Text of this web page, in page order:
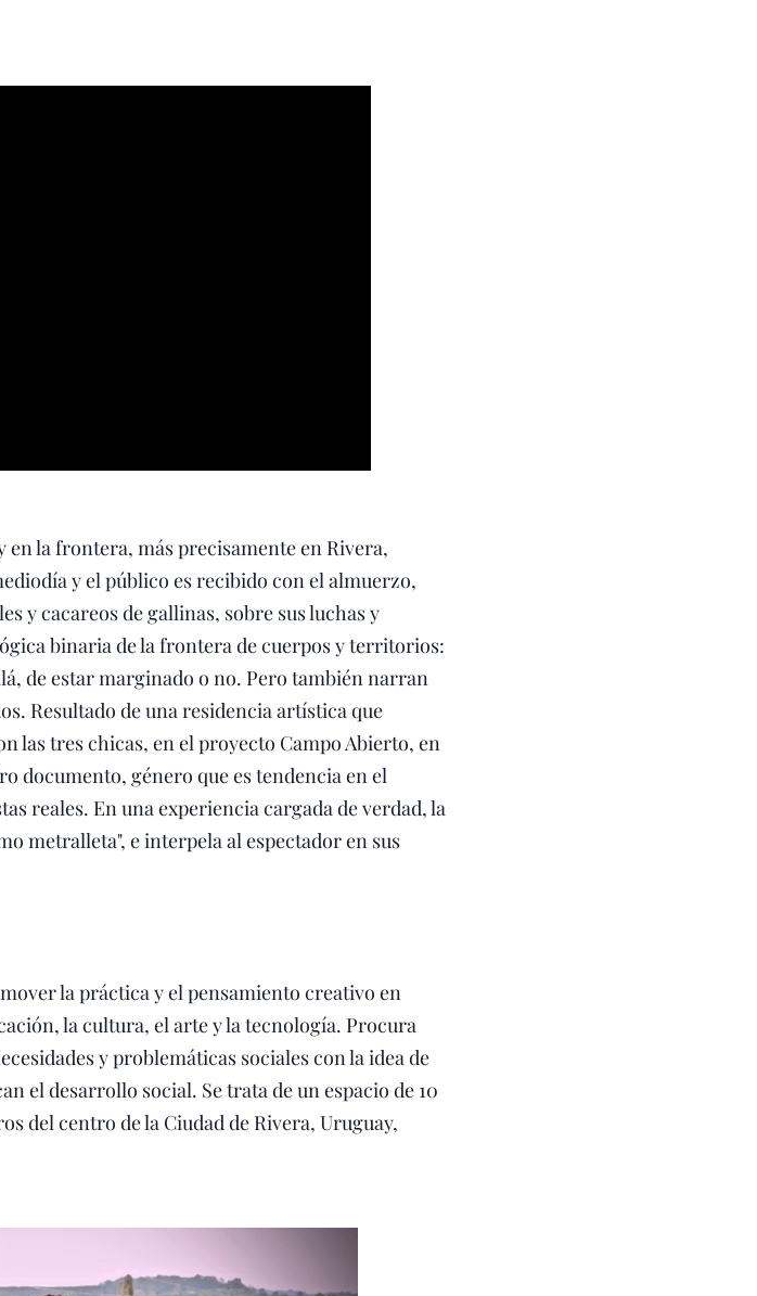
en la frontera, más precisamente en Rivera,
y el público es recibido con el almuerzo,
y cacareos de gallinas, sobre sus luchas y
binaria de la frontera de cuerpos y territorios:
de estar marginado o no. Pero también narran
Resultado de una residencia artística que
las tres chicas, en el proyecto Campo Abierto, en
documento, género que es tendencia en el
reales. En una experiencia cargada de verdad, la
metralleta", e interpela al espectador en sus
la práctica y el pensamiento creativo en
la cultura, el arte y la tecnología. Procura
y problemáticas sociales con la idea de
el desarrollo social. Se trata de un espacio de 10
del centro de la Ciudad de Rivera, Uruguay,